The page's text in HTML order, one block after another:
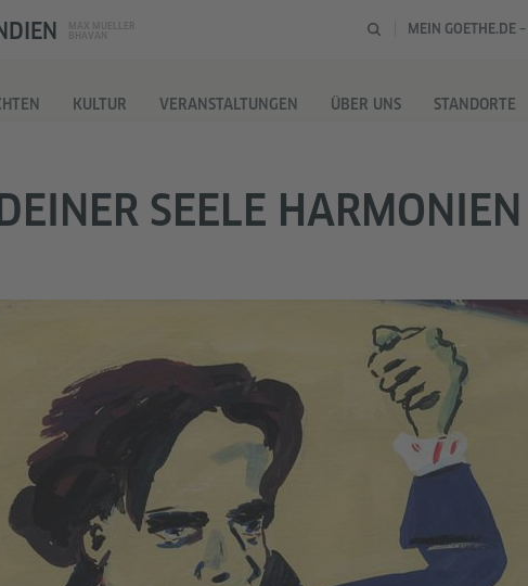
MAX MUELLER
BHAVAN
MEIN GOETHE.DE
KULTUR VERANSTALTUNGEN ÜBER UNS STANDORTE
SEELE HARMONIEN